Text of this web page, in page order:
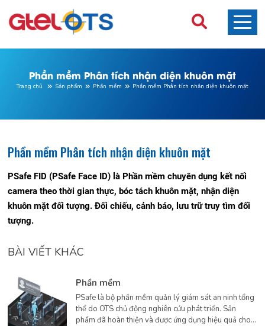
Phần mềm Phân tích nhận diện khuôn mặt
Trang chủ Sản phẩm Phần mềm Phần mềm Phân tích nhận diện khuôn mặt
Phần mềm Phân tích nhận diện khuôn mặt
PSafe FID (PSafe Face ID) là Phần mềm chuyên dụng kết nối
camera theo thời gian thực, bóc tách khuôn mặt, nhận diện
khuôn mặt đối tượng. Đối chiếu, cảnh báo, lưu trữ truy tìm đối
tượng.
BÀI VIẾT KHÁC
Phần mềm
PSafe là bộ phần mềm quản lý giám sát an ninh tổng
thể do OTS chủ động nghiên cứu phát triển. Sản
phẩm đã hoàn thiện và được ứng dụng hiệu quả cho